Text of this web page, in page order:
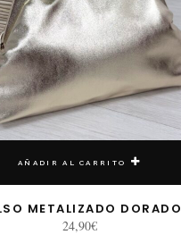
AÑADIR AL CARRITO
METALIZADO DORADO
24,90€